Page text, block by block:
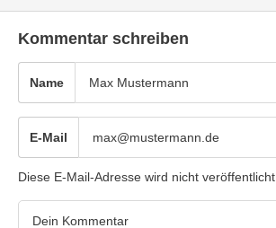
Kommentar schreiben
Name
E-Mail
Diese E-Mail-Adresse wird nicht veröffentlicht